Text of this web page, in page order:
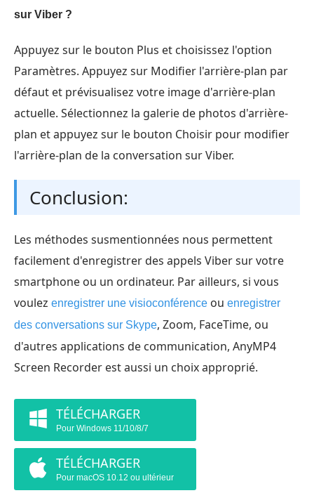
sur Viber ?
Appuyez sur le bouton Plus et choisissez l'option
Paramètres. Appuyez sur Modifier l'arrière-plan par
défaut et prévisualisez votre image d'arrière-plan
actuelle. Sélectionnez la galerie de photos d'arrière-
plan et appuyez sur le bouton Choisir pour modifier
l'arrière-plan de la conversation sur Viber.
Conclusion:
Les méthodes susmentionnées nous permettent
facilement d'enregistrer des appels Viber sur votre
smartphone ou un ordinateur. Par ailleurs, si vous
voulez enregistrer une visioconférence ou enregistrer
des conversations sur Skype, Zoom, FaceTime, ou
d'autres applications de communication, AnyMP4
Screen Recorder est aussi un choix approprié.
TÉLÉCHARGER
Pour Windows 11/10/8/7
TÉLÉCHARGER
Pour macOS 10.12 ou ultérieur